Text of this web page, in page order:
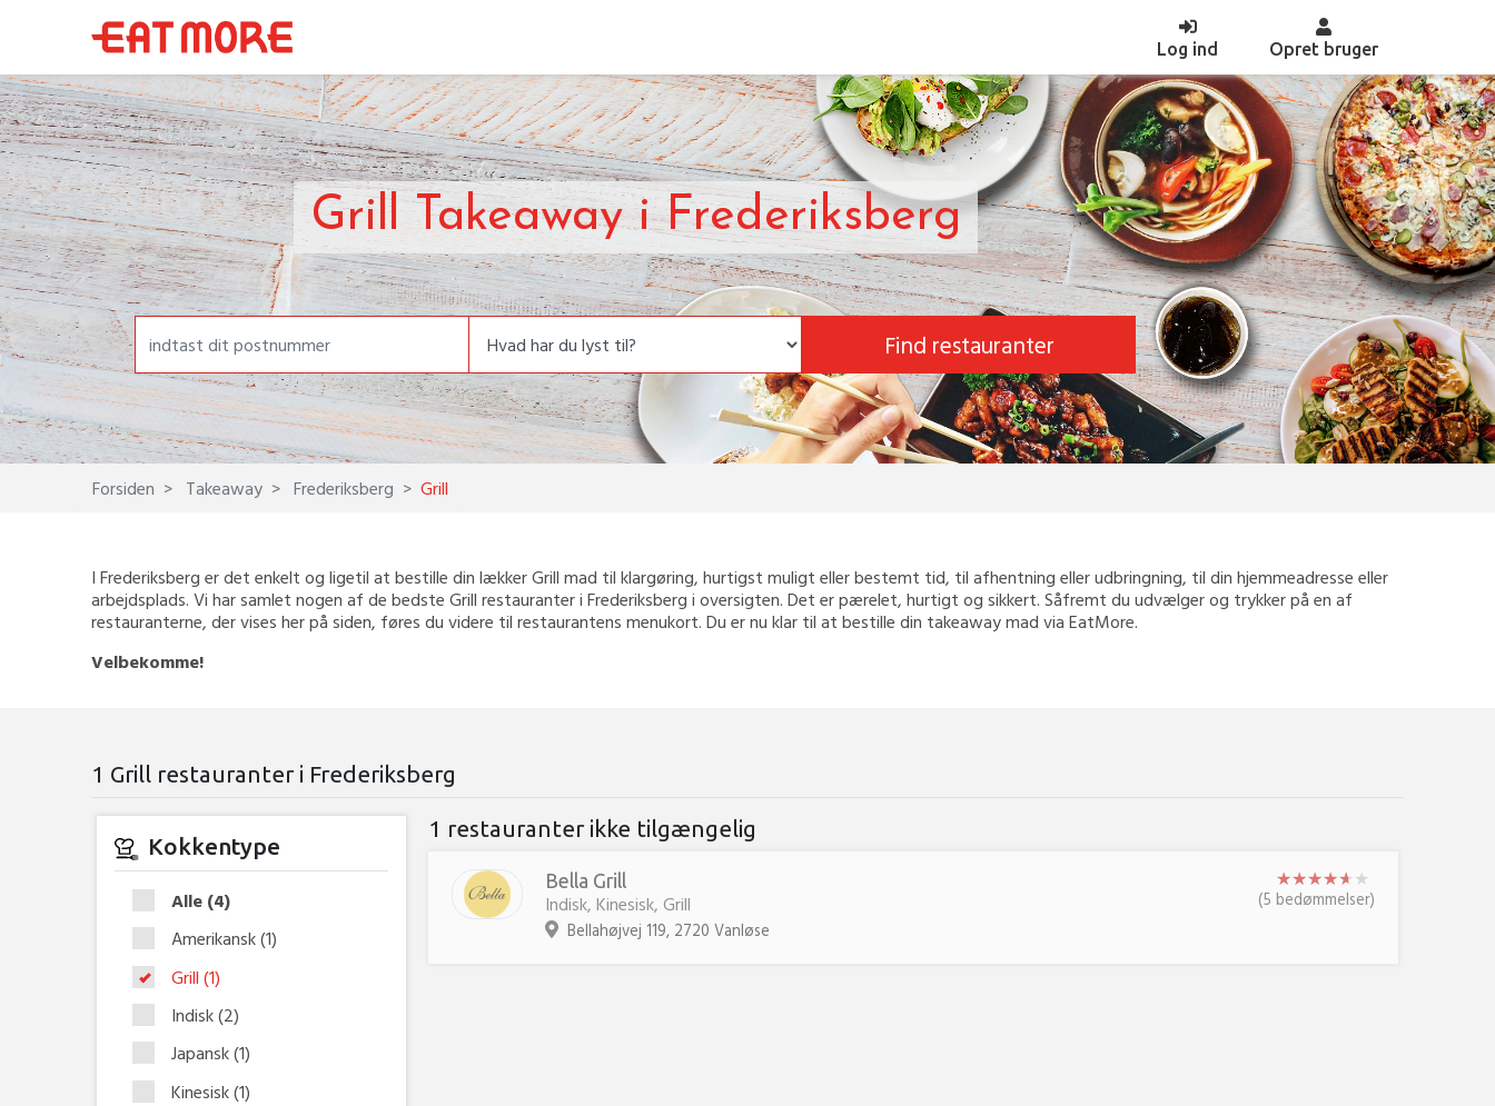
Log ind (current)Opret bruger
Grill Takeaway i Frederiksberg
Find restauranter
Forsiden Takeaway Frederiksberg Grill
I Frederiksberg er det enkelt og ligetil at bestille din lækker Grill mad til klargøring, hurtigst muligt eller bestemt tid, til afhentning eller udbringning, til din hjemmeadresse eller
arbejdsplads. Vi har samlet nogen af de bedste Grill restauranter i Frederiksberg i oversigten. Det er pærelet, hurtigt og sikkert. Såfremt du udvælger og trykker på en af
restauranterne, der vises her på siden, føres du videre til restaurantens menukort. Du er nu klar til at bestille din takeaway mad via EatMore.
Velbekomme!
1 Grill restauranter i Frederiksberg
Kokkentype
Alle (4)
Amerikansk(1)
Grill (1)
Indisk(2)
Japansk(1)
Kinesisk(1)
1 restauranter ikke tilgængelig
Bella Grill
Indisk, Kinesisk, Grill
Bellahøjvej 119, 2720 Vanløse
★★★★★★
★★★★★★
(5 bedømmelser)